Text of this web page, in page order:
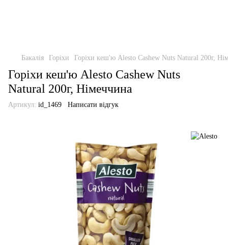
Бакалія Горіхи Горіхи кеш'ю Alesto Cashew Nuts Natural 200г,
Горіхи кеш'ю Alesto Cashew Nuts
Natural 200г, Німеччина
Артикул: id_1469 Написати відгук